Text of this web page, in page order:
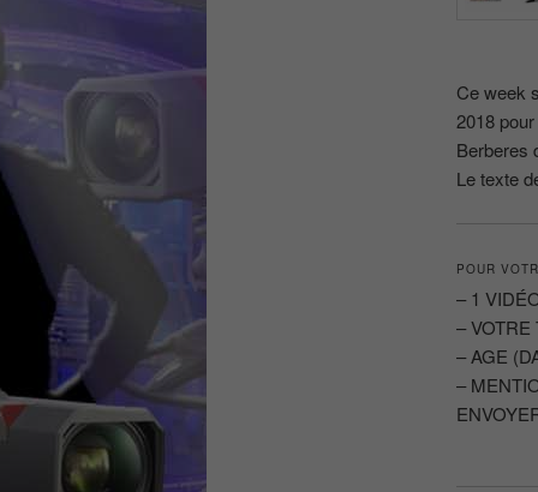
Ce week
2018
Berberes
Le texte
POUR
– 1
–
– AGE
–